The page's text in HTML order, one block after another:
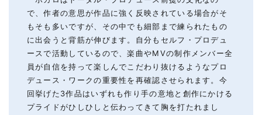
で、作者の意思が作品に強く反映されている場合がそ
もそも多いですが、その中でも細部まで練られたもの
に出会うと背筋が伸びます。自分もセルフ・プロデュ
ースで活動しているので、楽曲やMVの制作メンバー全
員が自信を持って楽しんでこだわり抜けるようなプロ
デュース・ワークの重要性を再確認させられます。今
回挙げた3作品はいずれも作り手の意地と創作にかける
プライドがひしひしと伝わってきて胸を打たれまし